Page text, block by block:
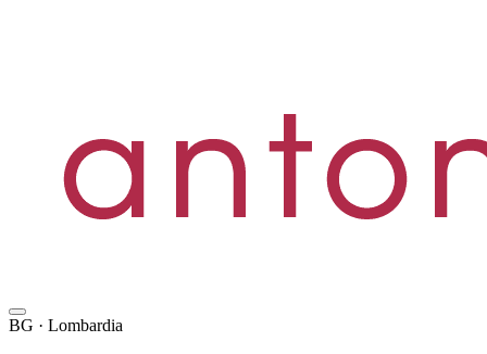
BG · Lombardia